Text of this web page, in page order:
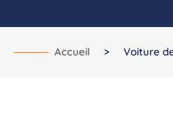
Accueil > Voiture